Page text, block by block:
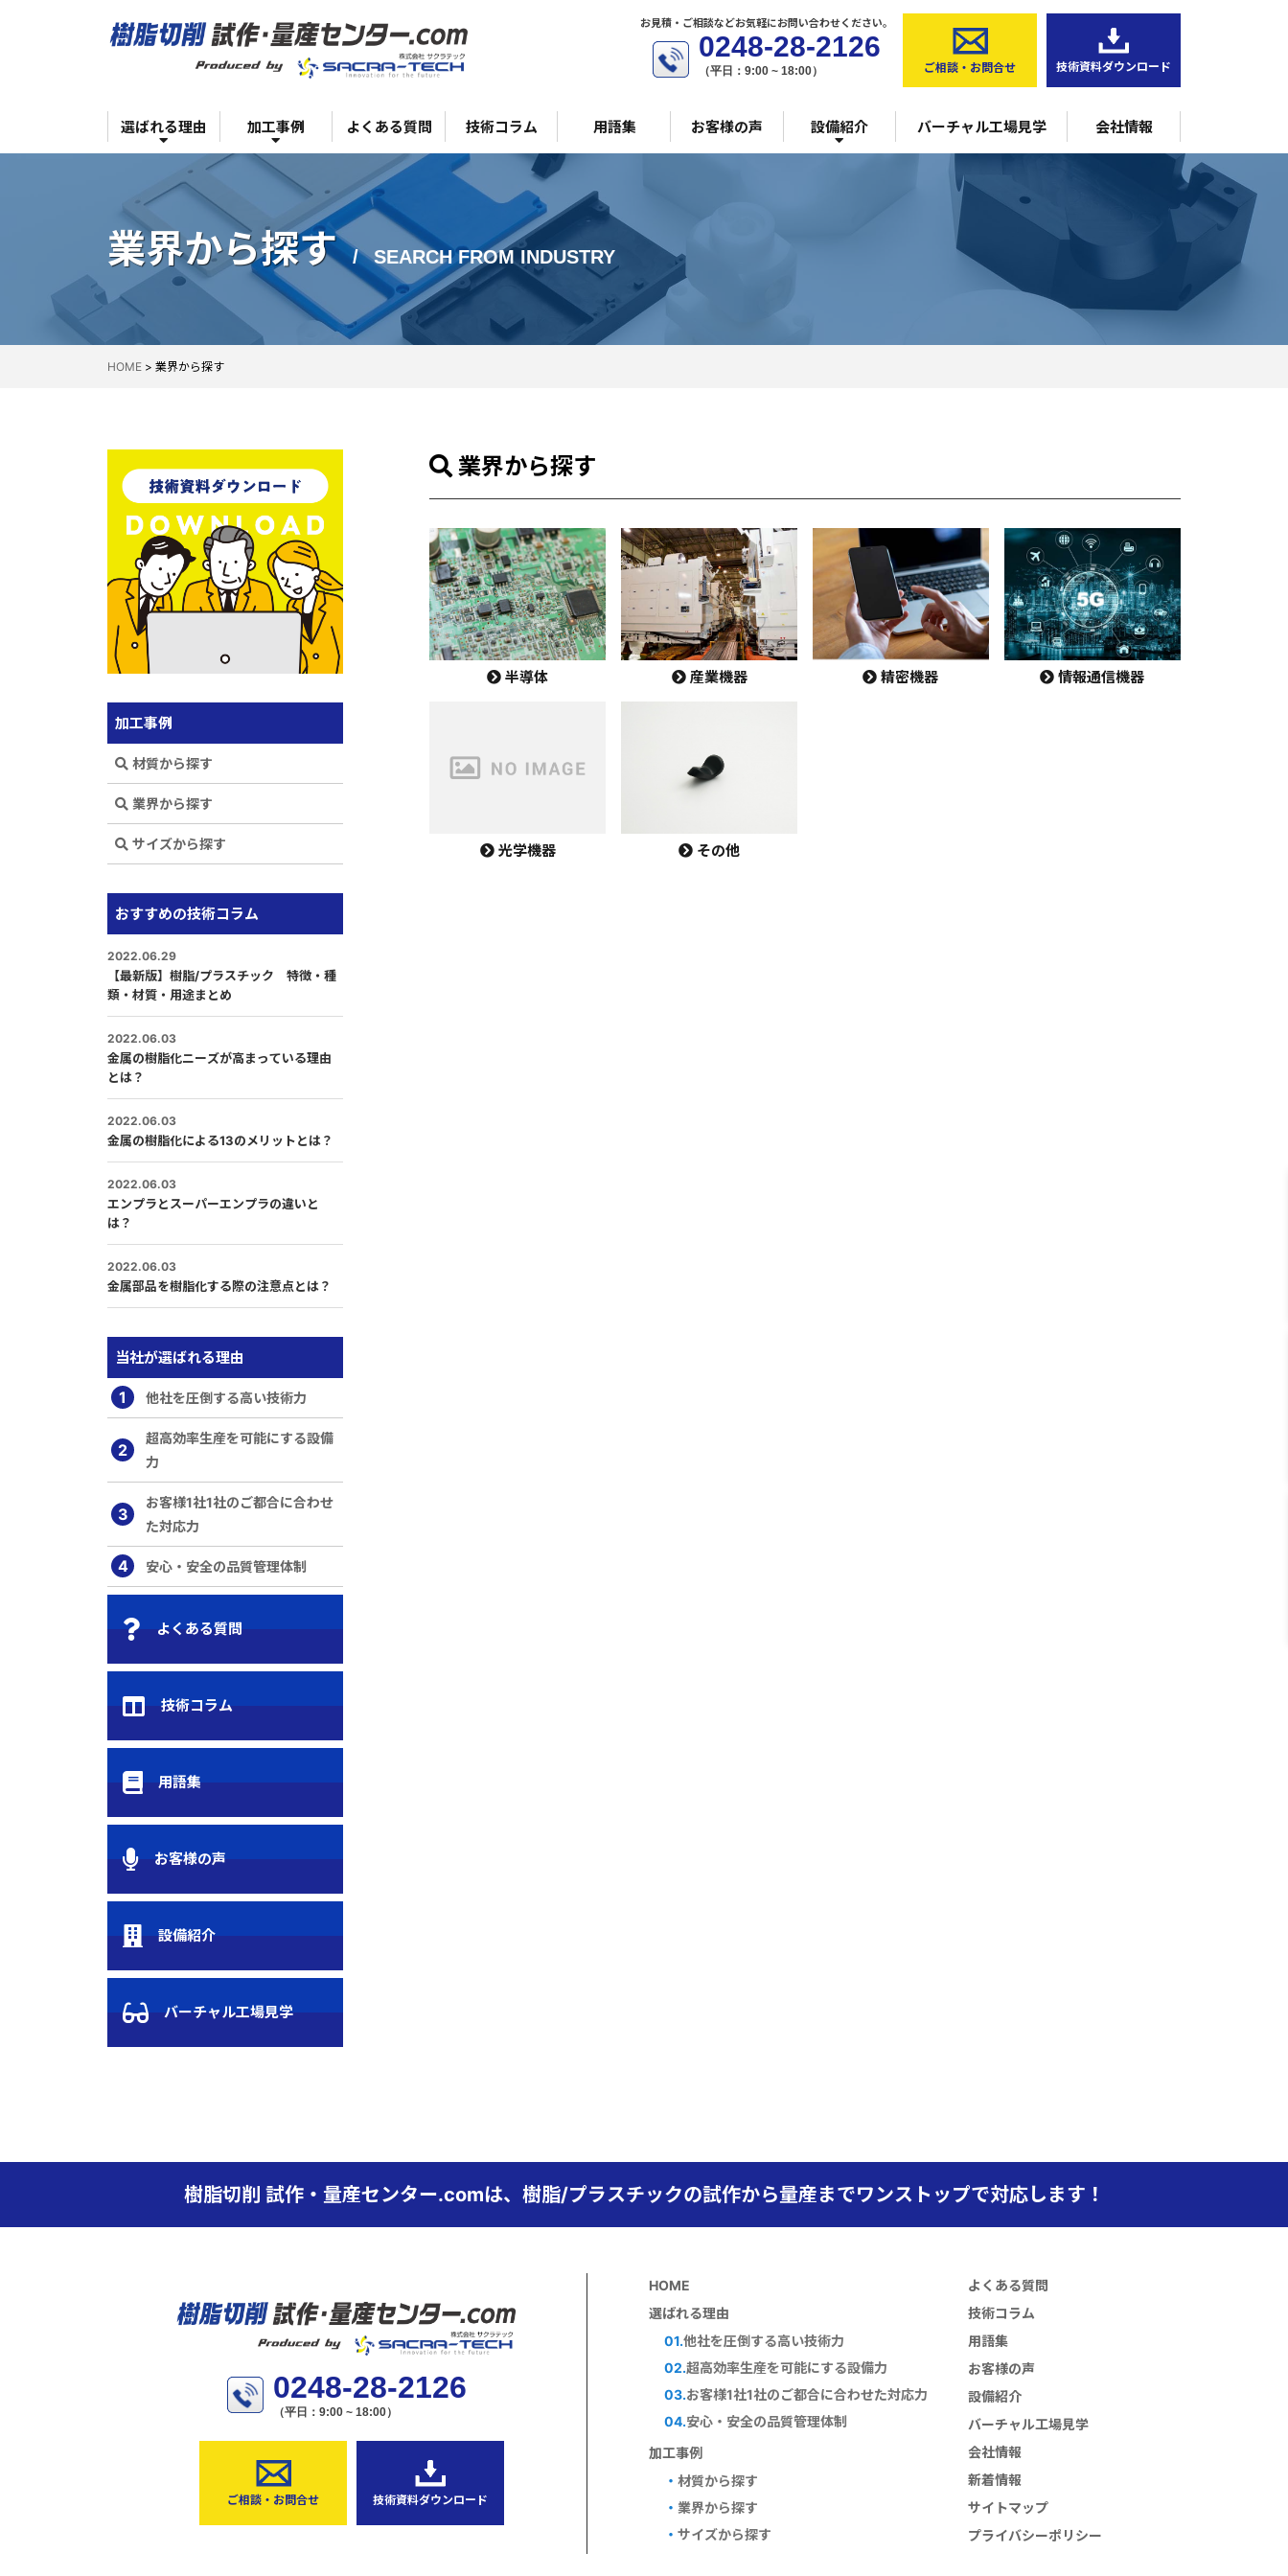
お見積・ご相談などお気軽にお問い合わせください。
0248-28-2126
（平日：9:00 ~ 18:00） ご相談・お問合せ 技術資料ダウンロード
選ばれる理由
他社を圧倒する高い技術力
超高効率生産を可能にする設備力
お客様1社1社のご都合に合わせた対応
安心・安全の品質管理体制
加工事例
材質から探す
業界から探す
サイズから探す
よくある質問 技術コラム 用語集 お客様の声 設備紹介
立型5軸マシニングセンタ
CNC複合加工機（5軸）
横型マシニングセンタ
バーチャル工場見学 会社情報
サイズから探す 横型マシニングセンタ
業界から探す SEARCH FROM INDUSTRY
HOME > 業界から探す
業界から探す
半導体 産業機器 精密機器 情報通信機器
光学機器 その他
加工事例
材質から探す
業界から探す
サイズから探す
おすすめの技術コラム
2022.06.29
【最新版】樹脂/プラスチック 特徴・種
類・材質・用途まとめ
2022.06.03
金属の樹脂化ニーズが高まっている理由
とは？
2022.06.03
金属の樹脂化による13のメリットとは？
2022.06.03
エンプラとスーパーエンプラの違いと
は？
2022.06.03
金属部品を樹脂化する際の注意点とは？
当社が選ばれる理由
1 他社を圧倒する高い技術力
2
超高効率生産を可能にする設備
力
3
お客様1社1社のご都合に合わせ
た対応力
4 安心・安全の品質管理体制
よくある質問
技術コラム
用語集
お客様の声
設備紹介
バーチャル工場見学
樹脂切削 試作・量産センター.comは、樹脂/プラスチックの試作から量産までワンストップで対応します！
0248-28-2126
（平日：9:00 ~ 18:00）
ご相談・お問合せ 技術資料ダウンロード
HOME
選ばれる理由
01.他社を圧倒する高い技術力
02.超高効率生産を可能にする設備力
03.お客様1社1社のご都合に合わせた対応力
04.安心・安全の品質管理体制
加工事例
・ 材質から探す
・ 業界から探す
・ サイズから探す
よくある質問
技術コラム
用語集
お客様の声
設備紹介
バーチャル工場見学
会社情報
新着情報
サイトマップ
プライバシーポリシー